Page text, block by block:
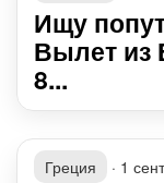
Ищу
Вылет из
8...
Греция · 1